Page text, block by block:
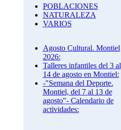
POBLACIONES
NATURALEZA
VARIOS
Agosto Cultural. Montiel
2026:
Talleres infantiles del 3 al
14 de agosto en Montiel:
-"Semana del Deporte.
Montiel, del 7 al 13 de
agosto"- Calendario de
actividades: